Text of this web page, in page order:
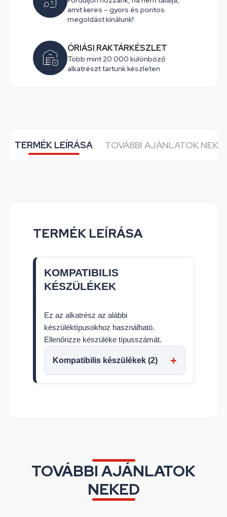
amit keres – gyors és pontos
megoldást kínálunk!
ÓRIÁSI RAKTÁRKÉSZLET
Több mint 20 000 különböző
alkatrészt tartunk készleten
TERMÉK LEÍRÁSA TOVÁBBI AJÁNLATOK
TERMÉK LEÍRÁSA
KOMPATIBILIS
KÉSZÜLÉKEK
Ez az alkatrész az alábbi
készüléktípusokhoz használható.
Ellenőrizze készüléke típusszámát.
Kompatibilis készülékek (2)
TOVÁBBI AJÁNLATOK
NEKED